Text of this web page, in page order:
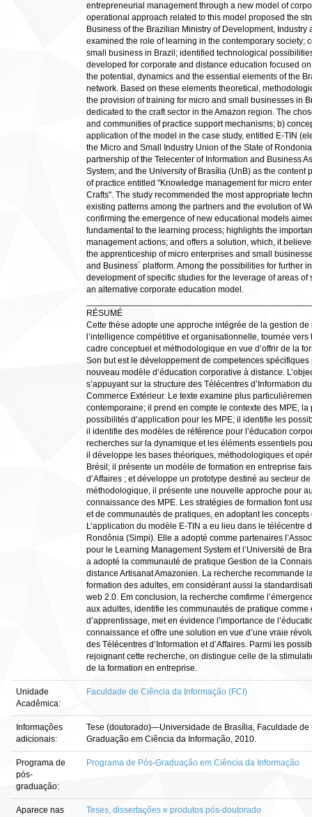
entrepreneurial management through a new model of
operational approach related to this model proposed the
Business of the Brazilian Ministry of Development,
examined the role of learning in the contemporary society;
small business in Brazil; identified technological
developed for corporate and distance education focused
the potential, dynamics and the essential elements of the
network. Based on these elements theoretical,
the provision of training for micro and small businesses in
dedicated to the craft sector in the Amazon region. The
and communities of practice support mechanisms; b)
application of the model in the case study, entitled E‐TIN
the Micro and Small Industry Union of the State of
partnership of the Telecenter of Information and Business
System; and the University of Brasília (UnB) as the content
of practice entitled "Knowledge management for micro
Crafts". The study recommended the most appropriate
existing patterns among the partners and the evolution of
confirming the emergence of new educational models
fundamental to the learning process; highlights the
management actions; and offers a solution, which, it
the apprenticeship of micro enterprises and small
and Business´ platform. Among the possibilities for further
development of specific studies for the leverage of areas
an alternative corporate education model.
RÉSUMÉ
Cette thèse adopte une approche intégrée de la gestion
l’intelligence compétitive et organisationnelle, tournée
cadre conceptuel et méthodologique en vue d’offrir de la
Son but est le développement de competences
nouveau modèle d’éducation corporative à distance.
s’appuyant sur la structure des Télécentres d’Information
Commerce Extérieur. Le texte examine plus
contemporaine; il prend en compte le contexte des MPE,
possibilités d’application pour les MPE; il identifie les
il identifie des modèles de référence pour l’éducation
recherches sur la dynamique et les éléments essentiels
il développe les bases théoriques, méthodologiques et
Brésil; il présente un modèle de formation en entreprise
d’Affaires ; et développe un prototype destiné au secteur
méthodologique, il présente une nouvelle approche pour
connaissance des MPE. Les stratégies de formation font
et de communautés de pratiques, en adoptant les
L’application du modèle E‐TIN a eu lieu dans le télécentre
Rondônia (Simpi). Elle a adopté comme partenaires
pour le Learning Management System et l’Université de
a adopté la communauté de pratique Gestion de la
distance Artisanat Amazonien. La recherche recommande
formation des adultes, em considérant aussi la
web 2.0. Em conclusion, la recherche comfirme
aux adultes, identifie les communautés de pratique
d’apprentissage, met en évidence l’importance de
connaissance et offre une solution en vue d’une vraie
des Télécentres d’Information et d’Affaires. Parmi les
rejoignant cette recherche, on distingue celle de la
de la formation en entreprise.
Unidade
Acadêmica:
Faculdade de Ciência da Informação (FCI)
Informações
adicionais:
Tese (doutorado)—Universidade de Brasília, Faculdade
Graduação em Ciência da Informação, 2010.
Programa de
pós-
graduação:
Programa de Pós-Graduação em Ciência da Informação
Aparece nas Teses, dissertações e produtos pós-doutorado